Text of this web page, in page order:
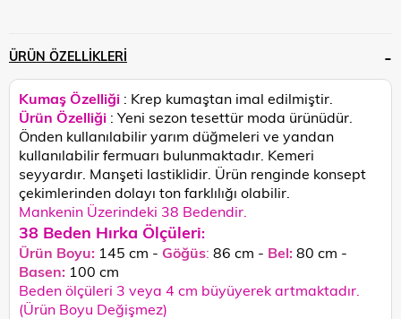
ÜRÜN ÖZELLIKLERI
Kumaş Özelliği : Krep kumaştan imal edilmiştir.
Ürün Özelliği : Yeni sezon tesettür moda ürünüdür.
Önden kullanılabilir yarım düğmeleri ve yandan
kullanılabilir fermuarı bulunmaktadır. Kemeri
seyyardır. Manşeti lastiklidir. Ürün renginde konsept
çekimlerinden dolayı ton farklılığı olabilir.
Mankenin Üzerindeki 38 Bedendir.
38 Beden Hırka Ölçüleri:
Ürün Boyu: 145 cm - Göğüs: 86 cm - Bel:80 cm -
Basen: 100 cm
Beden ölçüleri 3 veya 4 cm büyüyerek artmaktadır.
(Ürün Boyu Değişmez)